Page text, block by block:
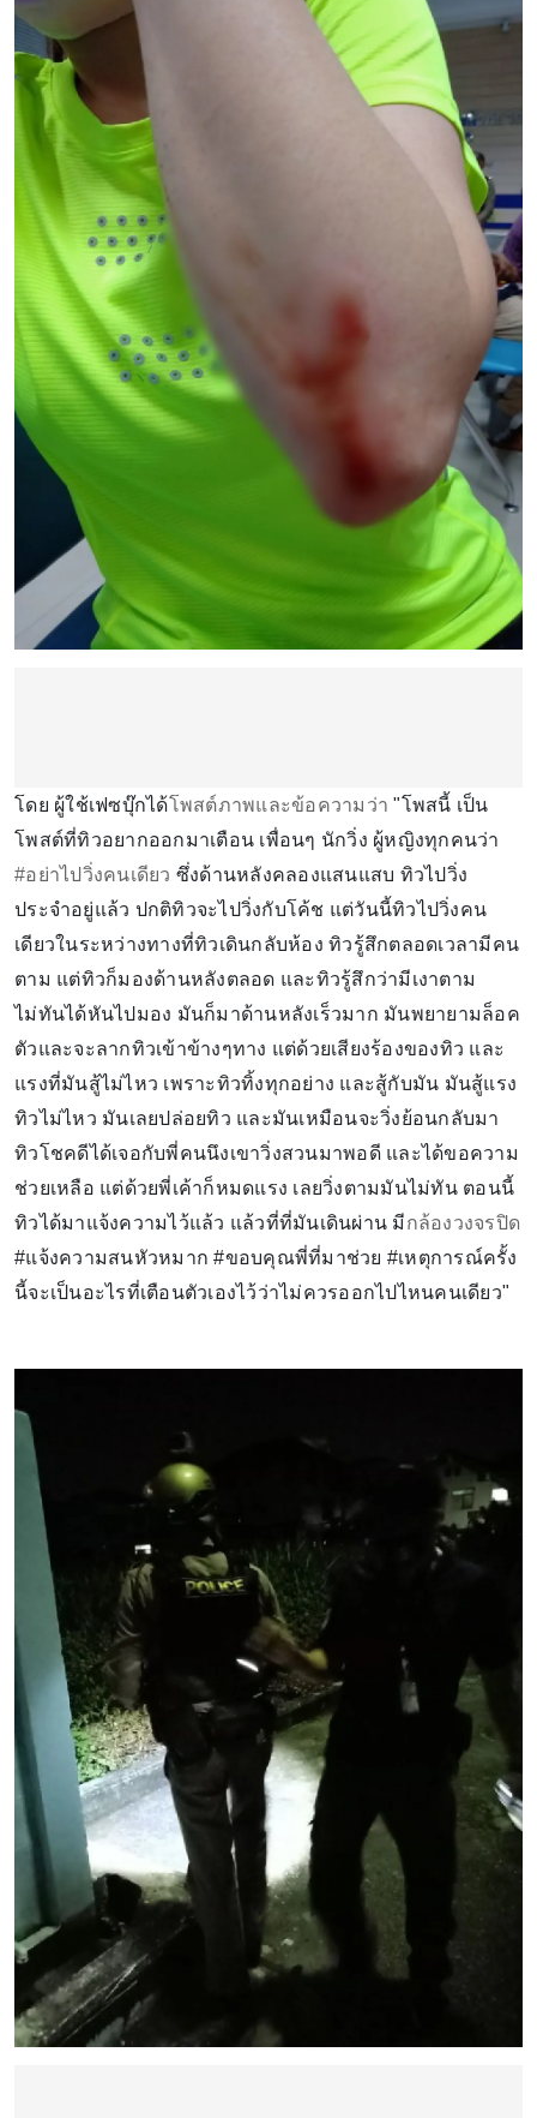
โดย ผู้ใช้เฟซบุ๊กได้โพสต์ภาพและข้อความว่า "โพสนี้ เป็น
โพสต์ที่ทิวอยากออกมาเตือน เพื่อนๆ นักวิ่ง ผู้หญิงทุกคนว่า
#อย่าไปวิ่งคนเดียว ซึ่งด้านหลังคลองแสนแสบ ทิวไปวิ่ง
ประจำอยู่แล้ว ปกติทิวจะไปวิ่งกับโค้ช แต่วันนี้ทิวไปวิ่งคน
เดียวในระหว่างทางที่ทิวเดินกลับห้อง ทิวรู้สึกตลอดเวลามีคน
ตาม แต่ทิวก็มองด้านหลังตลอด และทิวรู้สึกว่ามีเงาตาม
ไม่ทันได้หันไปมอง มันก็มาด้านหลังเร็วมาก มันพยายามล็อค
ตัวและจะลากทิวเข้าข้างๆทาง แต่ด้วยเสียงร้องของทิว และ
แรงที่มันสู้ไม่ไหว เพราะทิวทิ้งทุกอย่าง และสู้กับมัน มันสู้แรง
ทิวไม่ไหว มันเลยปล่อยทิว และมันเหมือนจะวิ่งย้อนกลับมา
ทิวโชคดีได้เจอกับพี่คนนึงเขาวิ่งสวนมาพอดี และได้ขอความ
ช่วยเหลือ แต่ด้วยพี่เค้าก็หมดแรง เลยวิ่งตามมันไม่ทัน ตอนนี้
ทิวได้มาแจ้งความไว้แล้ว แล้วที่ที่มันเดินผ่าน มีกล้องวงจรปิด
#แจ้งความสนหัวหมาก #ขอบคุณพี่ที่มาช่วย #เหตุการณ์ครั้ง
นี้จะเป็นอะไรที่เตือนตัวเองไว้ว่าไม่ควรออกไปไหนคนเดียว"